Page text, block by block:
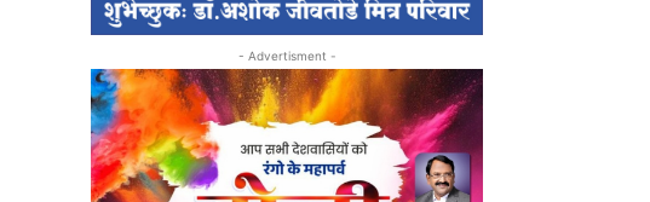
- Advertisment -